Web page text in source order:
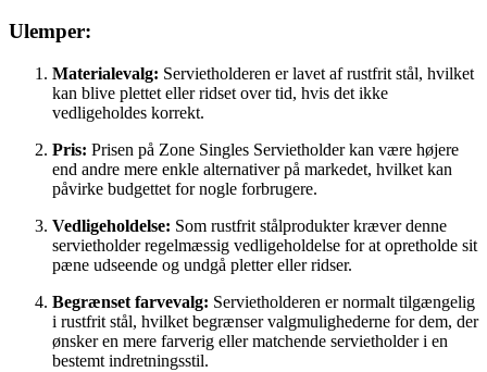
Ulemper:
Materialevalg: Servietholderen er lavet af rustfrit stål, hvilket
kan blive plettet eller ridset over tid, hvis det ikke
vedligeholdes korrekt.
Pris: Prisen på Zone Singles Servietholder kan være højere
end andre mere enkle alternativer på markedet, hvilket kan
påvirke budgettet for nogle forbrugere.
Vedligeholdelse: Som rustfrit stålprodukter kræver denne
servietholder regelmæssig vedligeholdelse for at opretholde sit
pæne udseende og undgå pletter eller ridser.
Begrænset farvevalg: Servietholderen er normalt tilgængelig
i rustfrit stål, hvilket begrænser valgmulighederne for dem, der
ønsker en mere farverig eller matchende servietholder i en
bestemt indretningsstil.